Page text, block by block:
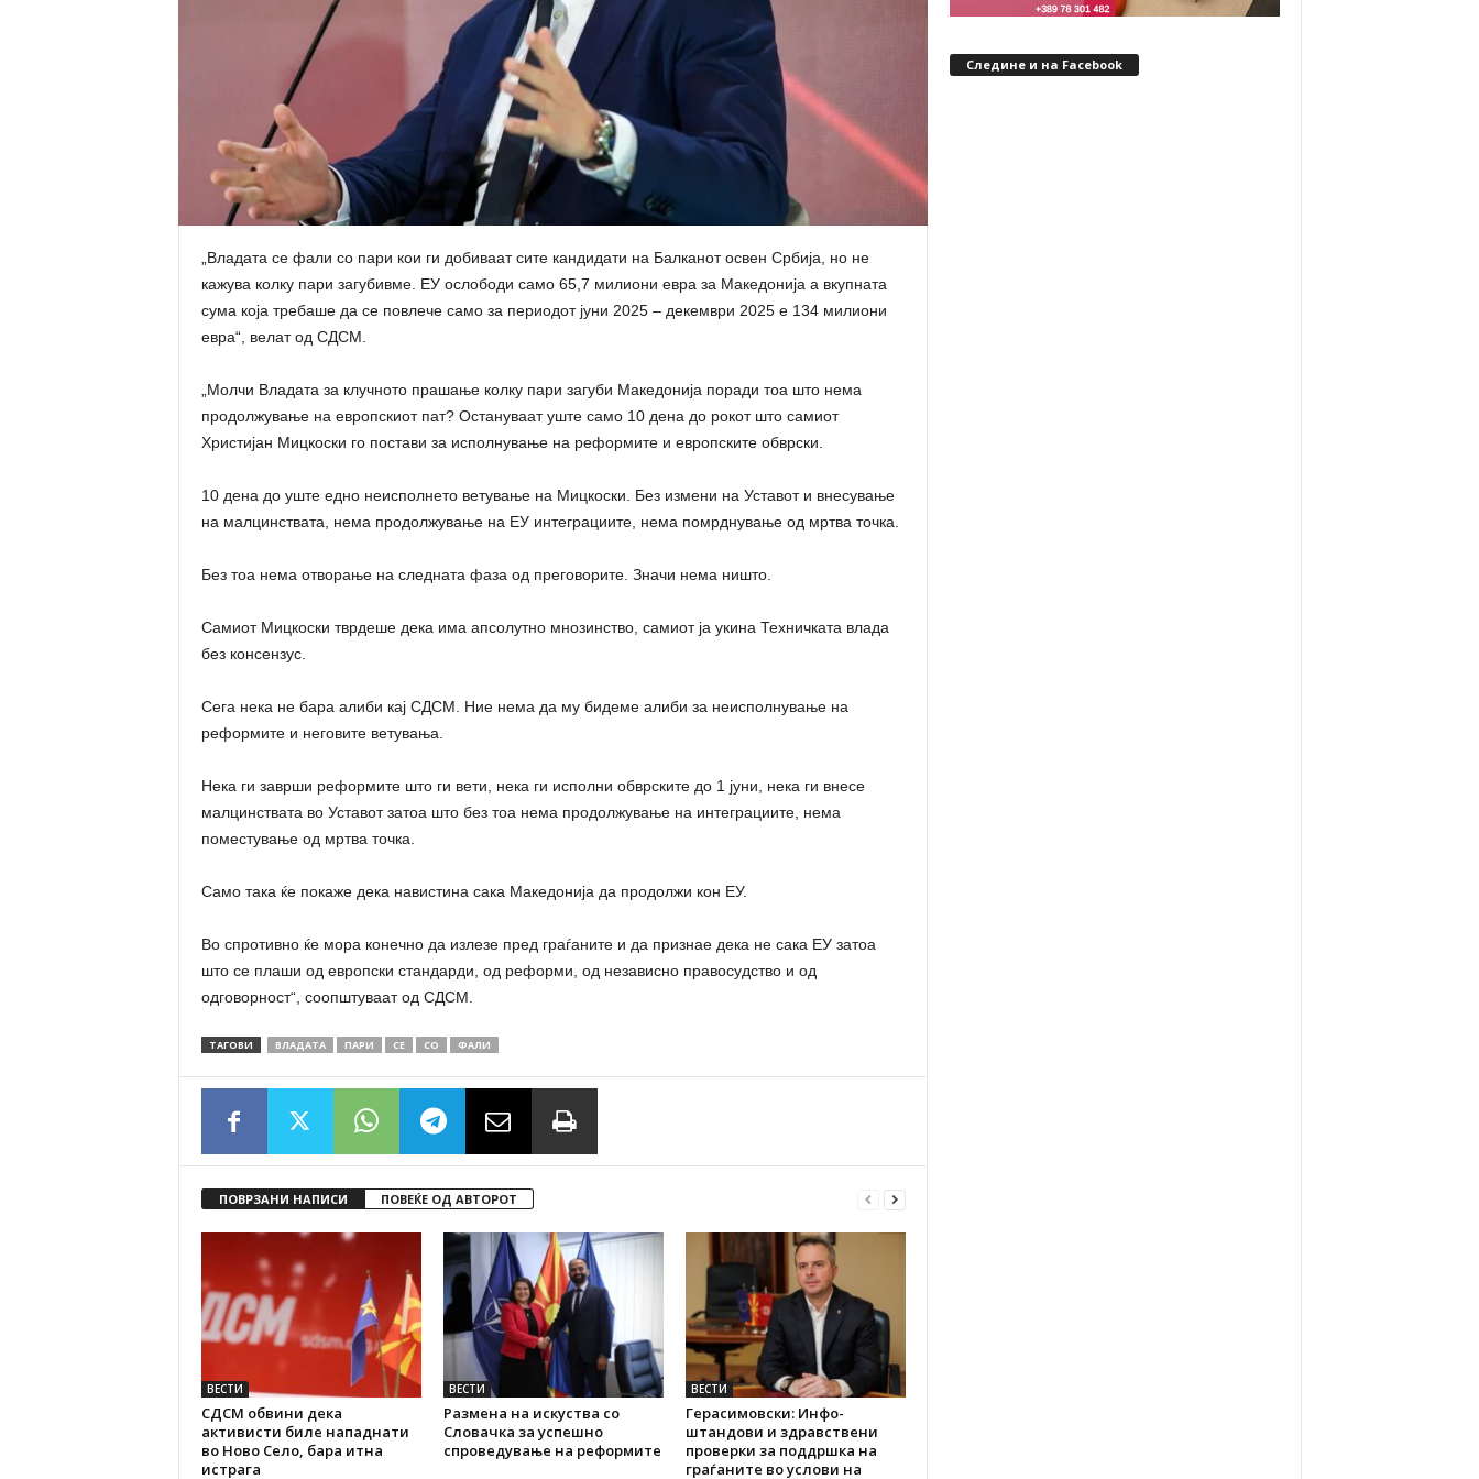
„Владата се фали со пари кои ги добиваат сите кандидати на Балканот освен Србија, но не
кажува колку пари загубивме. ЕУ ослободи само 65,7 милиони евра за Македонија а вкупната
сума која требаше да се повлече само за периодот јуни 2025 – декември 2025 е 134 милиони
евра“, велат од СДСМ.
„Молчи Владата за клучното прашање колку пари загуби Македонија поради тоа што нема
продолжување на европскиот пат? Остануваат уште само 10 дена до рокот што самиот
Христијан Мицкоски го постави за исполнување на реформите и европските обврски.
10 дена до уште едно неисполнето ветување на Мицкоски. Без измени на Уставот и внесување
на малцинствата, нема продолжување на ЕУ интеграциите, нема помрднување од мртва точка.
Без тоа нема отворање на следната фаза од преговорите. Значи нема ништо.
Самиот Мицкоски тврдеше дека има апсолутно мнозинство, самиот ја укина Техничката влада
без консензус.
Сега нека не бара алиби кај СДСМ. Ние нема да му бидеме алиби за неисполнување на
реформите и неговите ветувања.
Нека ги заврши реформите што ги вети, нека ги исполни обврските до 1 јуни, нека ги внесе
малцинствата во Уставот затоа што без тоа нема продолжување на интеграциите, нема
поместување од мртва точка.
Само така ќе покаже дека навистина сака Македонија да продолжи кон ЕУ.
Во спротивно ќе мора конечно да излезе пред граѓаните и да признае дека не сака ЕУ затоа
што се плаши од европски стандарди, од реформи, од независно правосудство и од
одговорност“, соопштуваат од СДСМ.
ТАГОВИ ВЛАДАТА ПАРИ СЕ СО ФАЛИ
ПОВРЗАНИ НАПИСИ ПОВЕЌЕ ОД АВТОРОТ
ВЕСТИ
СДСМ обвини дека
активисти биле нападнати
во Ново Село, бара итна
истрага
ВЕСТИ
Размена на искуства со
Словачка за успешно
спроведување на реформите
ВЕСТИ
Герасимовски: Инфо-
штандови и здравствени
проверки за поддршка на
граѓаните во услови на
Следине и на Facebook